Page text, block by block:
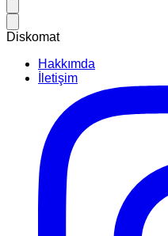
Diskomat
Hakkımda
İletişim